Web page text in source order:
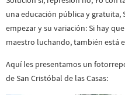
una educación pública y gratuita,
empezar y su variación: Si hay
maestro luchando, también está
Aquí les presentamos un
de San Cristóbal de las Casas: